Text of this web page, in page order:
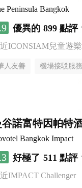
Peninsula Bangkok
優異的 899 點評
ICONSIAM兒童遊
人友善 機場接駁服務
谷諾富特因帕特
Bangkok Impact
好極了 511 點評
IMPACT Challenger